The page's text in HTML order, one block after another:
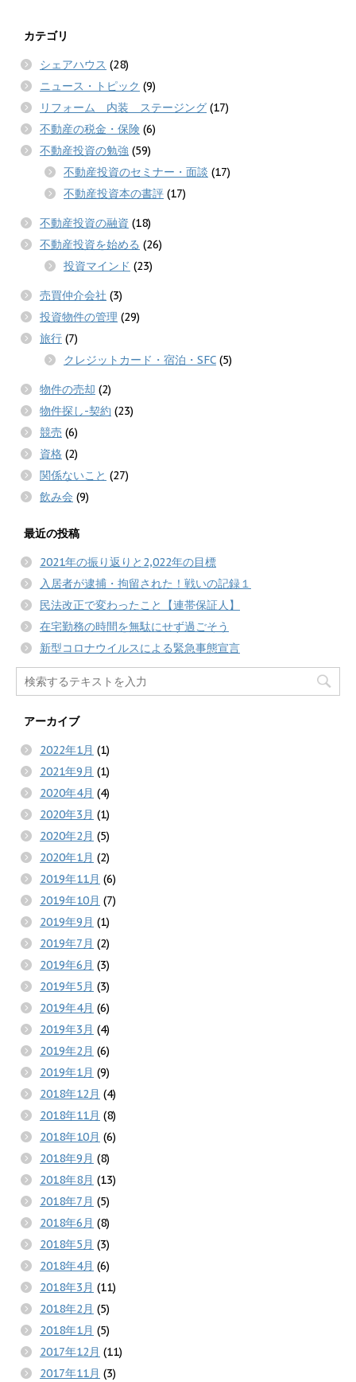
カテゴリ
シェアハウス (28)
ニュース・トピック (9)
リフォーム 内装 ステージング (17)
不動産の税金・保険 (6)
不動産投資の勉強 (59)
不動産投資のセミナー・面談 (17)
不動産投資本の書評 (17)
不動産投資の融資 (18)
不動産投資を始める (26)
投資マインド (23)
売買仲介会社 (3)
投資物件の管理 (29)
旅行 (7)
クレジットカード・宿泊・SFC (5)
物件の売却 (2)
物件探し-契約 (23)
競売 (6)
資格 (2)
関係ないこと (27)
飲み会 (9)
最近の投稿
2021年の振り返りと2,022年の目標
入居者が逮捕・拘留された！戦いの記録１
民法改正で変わったこと【連帯保証人】
在宅勤務の時間を無駄にせず過ごそう
新型コロナウイルスによる緊急事態宣言
アーカイブ
2022年1月 (1)
2021年9月 (1)
2020年4月 (4)
2020年3月 (1)
2020年2月 (5)
2020年1月 (2)
2019年11月 (6)
2019年10月 (7)
2019年9月 (1)
2019年7月 (2)
2019年6月 (3)
2019年5月 (3)
2019年4月 (6)
2019年3月 (4)
2019年2月 (6)
2019年1月 (9)
2018年12月 (4)
2018年11月 (8)
2018年10月 (6)
2018年9月 (8)
2018年8月 (13)
2018年7月 (5)
2018年6月 (8)
2018年5月 (3)
2018年4月 (6)
2018年3月 (11)
2018年2月 (5)
2018年1月 (5)
2017年12月 (11)
2017年11月 (3)